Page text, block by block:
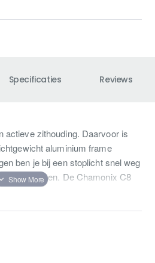
Specificaties Reviews
actieve zithouding. Daarvoor is
aluminium frame
ben je bij een stoplicht snel weg
opschieten. De Chamonix C8